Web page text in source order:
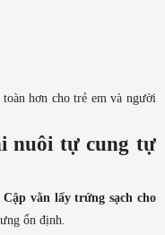
hơn cho trẻ em và người
nuôi tự cung tự
vằn lấy trứng sạch cho
ổn định.